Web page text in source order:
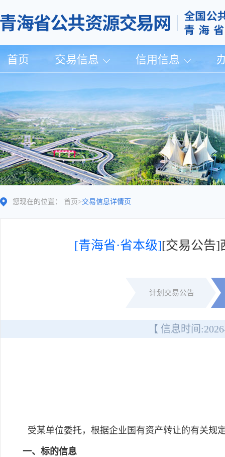
首页 交易信息 信用信息
您现在的位置： 首页 >交易信息详情页
[青海省·省本级][交易公告]
计划交易公告
【 信息时间:
受某单位委托，根据企业国有资产转让的有关规
一、标的信息